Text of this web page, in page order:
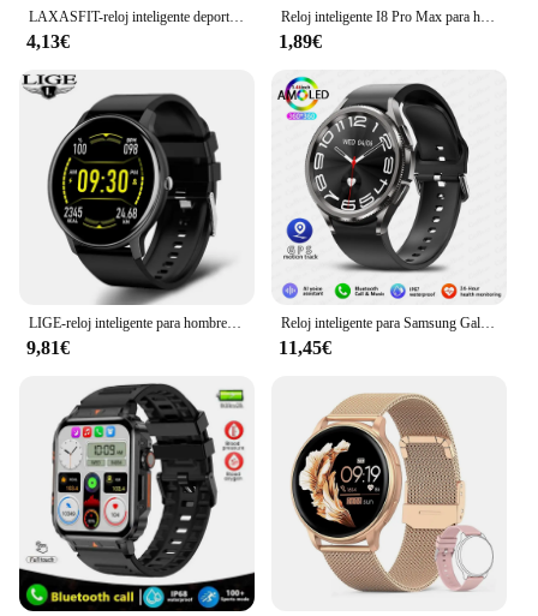
LAXASFIT-reloj inteligente deportivo para hombre y mujer, pulsera con pantalla táctil HD de 2024 pulgadas, Bluetooth, llamadas, novedad de 2,01
4,13€
Reloj inteligente I8 Pro Max para hombre y mujer, pulsera con respuesta a llamadas, rastreador de actividad deportiva, Dial personalizado, regalo para teléfono Apple, PK IWO 27 X8 T500
1,89€
LIGE-reloj inteligente para hombre y mujer, accesorio de pulsera resistente al agua IP67 con pantalla táctil, Bluetooth, compatible con Android e IOS
9,81€
Reloj inteligente para Samsung Galaxy Watch6, Smartwatch clásico con GPS, control del ritmo cardíaco y de la salud, resistente al agua, llamadas por Bluetooth, novedad de 2024
11,45€